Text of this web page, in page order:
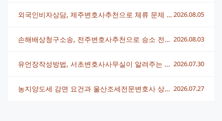
외국인비자상담, 제주변호사추천으로 체류 문제 빠르게 해결하는 법 2026.08.05
손해배상청구소송, 전주변호사추천으로 승소 전략 세우는 법 2026.08.03
유언장작성방법, 서초변호사사무실이 알려주는 핵심 정리 2026.07.30
농지양도세 감면 요건과 울산조세전문변호사 상담 전략 총정리 2026.07.27